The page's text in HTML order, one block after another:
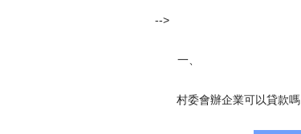
-->
一、
村委會辦企業可以貸款嗎